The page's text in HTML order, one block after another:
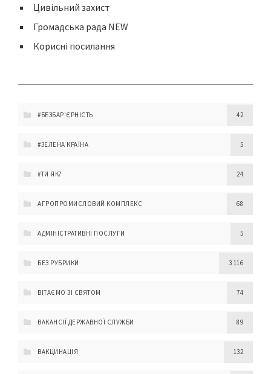
Цивільний захист
Громадська рада NEW
Корисні посилання
#БЕЗБАР'ЄРНІСТЬ 42
#ЗЕЛЕНА КРАЇНА 5
#ТИ ЯК? 24
АГРОПРОМИСЛОВИЙ КОМПЛЕКС 68
АДМІНІСТРАТИВНІ ПОСЛУГИ 5
БЕЗ РУБРИКИ 3 116
ВІТАЄМО ЗІ СВЯТОМ 74
ВАКАНСІЇ ДЕРЖАВНОЇ СЛУЖБИ 89
ВАКЦИНАЦІЯ 132